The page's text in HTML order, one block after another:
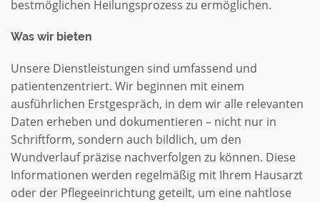
bestmöglichen Heilungsprozess zu ermöglichen.
Was wir bieten
Unsere Dienstleistungen sind umfassend und
patientenzentriert. Wir beginnen mit einem
ausführlichen Erstgespräch, in dem wir alle relevanten
Daten erheben und dokumentieren – nicht nur in
Schriftform, sondern auch bildlich, um den
Wundverlauf präzise nachverfolgen zu können. Diese
Informationen werden regelmäßig mit Ihrem Hausarzt
oder der Pflegeeinrichtung geteilt, um eine nahtlose